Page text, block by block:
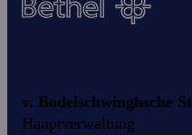
v. Bodelschwinghsche
Hauptverwaltung